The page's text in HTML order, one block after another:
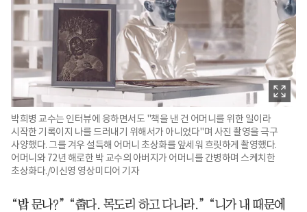
박희병 교수는 인터뷰에 응하면서도 "책을 낸 건 어머니를 위한 일이라
시작한 기록이지 나를 드러내기 위해서가 아니었다"며 사진 촬영을 극구
사양했다. 그를 겨우 설득해 어머니 초상화를 앞세워 흐릿하게 촬영했다.
어머니와 72년 해로한 박 교수의 아버지가 어머니를 간병하며 스케치한
초상화다./이신영 영상미디어 기자
“밥 문나?” “춥다. 목도리 하고 다니라.” “니가 내 때문에